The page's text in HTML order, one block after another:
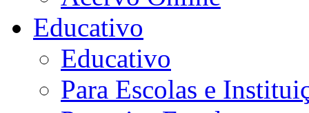
Educativo
Educativo
Para Escolas e